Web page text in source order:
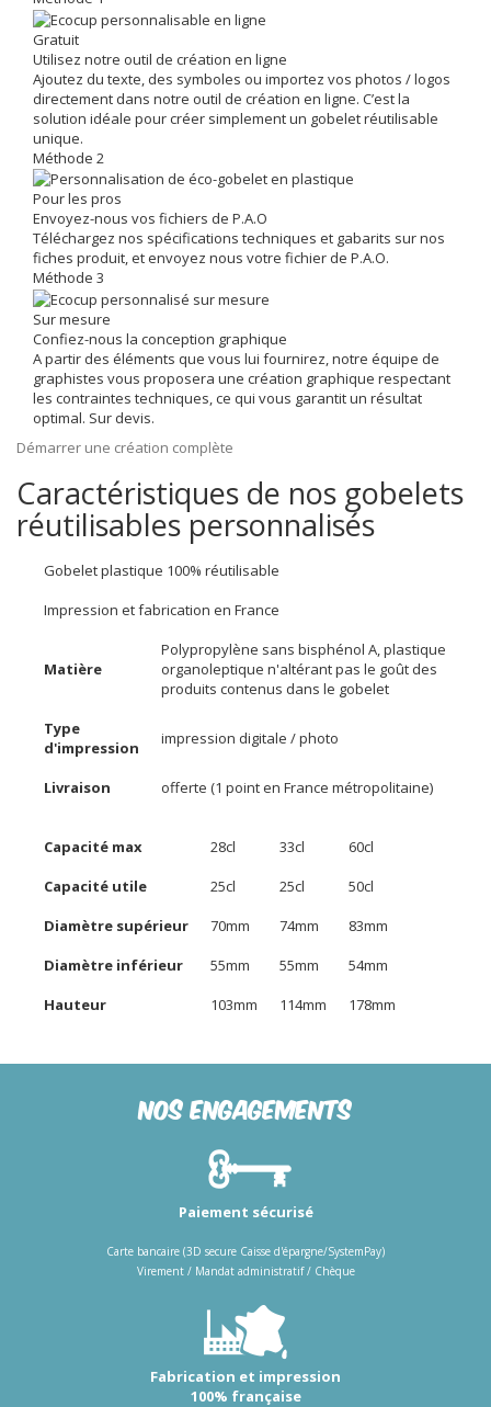
Gratuit
Utilisez notre outil de création en ligne
Ajoutez du texte, des symboles ou importez vos photos / logos
directement dans notre outil de création en ligne. C’est la
solution idéale pour créer simplement un gobelet réutilisable
unique.
Méthode 2
Pour les pros
Envoyez-nous vos fichiers de P.A.O
Téléchargez nos spécifications techniques et gabarits sur nos
fiches produit, et envoyez nous votre fichier de P.A.O.
Méthode 3
Sur mesure
Confiez-nous la conception graphique
A partir des éléments que vous lui fournirez, notre équipe de
graphistes vous proposera une création graphique respectant
les contraintes techniques, ce qui vous garantit un résultat
optimal. Sur devis.
Démarrer une création complète
Caractéristiques de nos gobelets
réutilisables personnalisés
Gobelet plastique 100% réutilisable
Impression et fabrication en France
Matière
Polypropylène sans bisphénol A, plastique
organoleptique n'altérant pas le goût des
produits contenus dans le gobelet
Type
d'impression
impression digitale / photo
Livraison offerte (1 point en France métropolitaine)
Capacité max 28cl 33cl
60cl
Capacité utile
25cl 25cl
50cl
Diamètre supérieur
70mm 74mm
83mm
Diamètre inférieur
55mm 55mm
54mm
Hauteur
103mm 114mm 178mm
Nos engagements
Paiement sécurisé
Carte bancaire (3D secure Caisse d'épargne/SystemPay)
Virement / Mandat administratif / Chèque
Fabrication et impression
100% française